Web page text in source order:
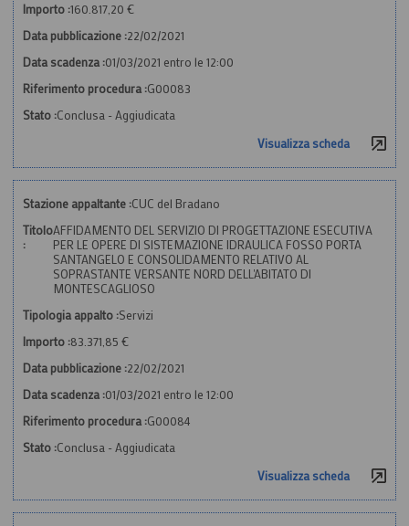
Importo :160.817,20 €
Data pubblicazione :22/02/2021
Data scadenza :01/03/2021 entro le 12:00
Riferimento procedura :G00083
Stato :Conclusa - Aggiudicata
Visualizza scheda
Stazione appaltante :CUC del Bradano
Titolo
:
AFFIDAMENTO DEL SERVIZIO DI PROGETTAZIONE ESECUTIVA
PER LE OPERE DI SISTEMAZIONE IDRAULICA FOSSO PORTA
SANTANGELO E CONSOLIDAMENTO RELATIVO AL
SOPRASTANTE VERSANTE NORD DELL'ABITATO DI
MONTESCAGLIOSO
Tipologia appalto :Servizi
Importo :83.371,85 €
Data pubblicazione :22/02/2021
Data scadenza :01/03/2021 entro le 12:00
Riferimento procedura :G00084
Stato :Conclusa - Aggiudicata
Visualizza scheda